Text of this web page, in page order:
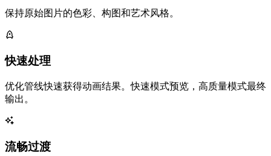
保持原始图片的色彩、构图和艺术风格。
快速处理
优化管线快速获得动画结果。快速模式预览，高质量模式最终
输出。
流畅过渡